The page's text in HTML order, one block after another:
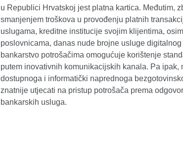
u Republici Hrvatskoj jest platna kartica. Međutim,
smanjenjem troškova u provođenju platnih
uslugama, kreditne institucije svojim klijentima,
poslovnicama, danas nude brojne usluge
bankarstvo potrošačima omogućuje korištenje
putem inovativnih komunikacijskih kanala. Pa ipak,
dostupnoga i informatički naprednoga
znatnije utjecati na pristup potrošača prema
bankarskih usluga.